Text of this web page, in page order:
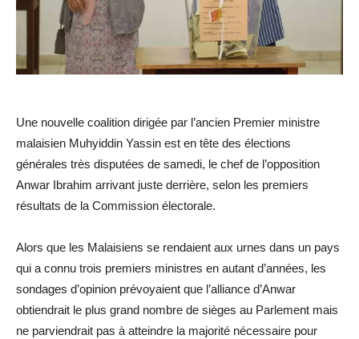
Une nouvelle coalition dirigée par l’ancien Premier ministre
malaisien Muhyiddin Yassin est en tête des élections
générales très disputées de samedi, le chef de l’opposition
Anwar Ibrahim arrivant juste derrière, selon les premiers
résultats de la Commission électorale.
Alors que les Malaisiens se rendaient aux urnes dans un pays
qui a connu trois premiers ministres en autant d’années, les
sondages d’opinion prévoyaient que l’alliance d’Anwar
obtiendrait le plus grand nombre de sièges au Parlement mais
ne parviendrait pas à atteindre la majorité nécessaire pour